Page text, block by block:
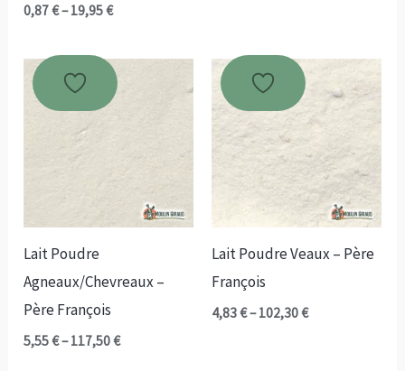
0,87€–19,95€
Plage
0,87 €
19,95 €
16,86 €
Lait Poudre
Agneaux/Chevreaux –
Père François
5,55€–117,50€
Plage
Lait Poudre Veaux – Père
François
4,83€–102,30€
Plage